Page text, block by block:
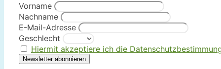
Vorname
Nachname
E-Mail-Adresse
Geschlecht
Hiermit akzeptiere ich die